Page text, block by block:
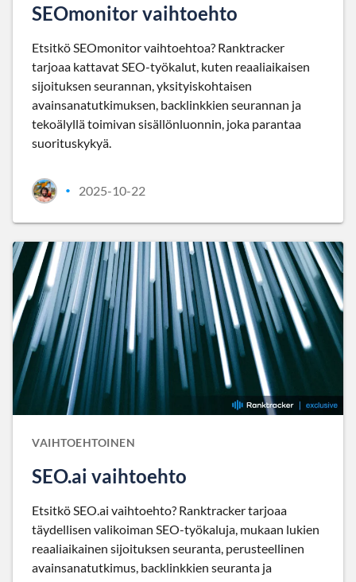
SEOmonitor vaihtoehto
Etsitkö SEOmonitor vaihtoehtoa? Ranktracker
tarjoaa kattavat SEO-työkalut, kuten reaaliaikaisen
sijoituksen seurannan, yksityiskohtaisen
avainsanatutkimuksen, backlinkkien seurannan ja
tekoälyllä toimivan sisällönluonnin, joka parantaa
suorituskykyä.
• 2025-10-22
VAIHTOEHTOINEN
SEO.ai vaihtoehto
Etsitkö SEO.ai vaihtoehto? Ranktracker tarjoaa
täydellisen valikoiman SEO-työkaluja, mukaan lukien
reaaliaikainen sijoituksen seuranta, perusteellinen
avainsanatutkimus, backlinkkien seuranta ja